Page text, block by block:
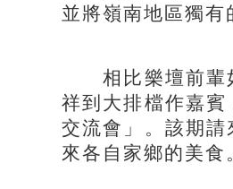
並將嶺南地區獨有
相比樂壇前輩如
祥到大排檔作嘉
交流會」。該期
來各自家鄉的美食